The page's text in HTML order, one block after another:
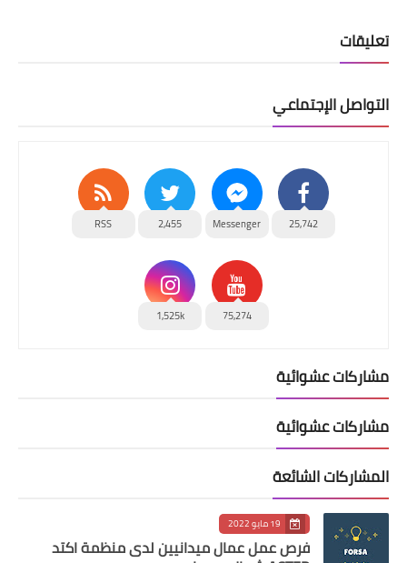
تعليقات
التواصل الإجتماعي
25,742
Messenger
2,455
RSS
75,274
1,525k
مشاركات عشوائية
مشاركات عشوائية
المشاركات الشائعة
19 مايو 2022
فرص عمل عمال ميدانيين لدى منظمة اكتد